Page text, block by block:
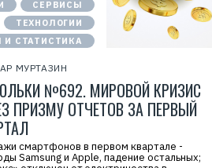
СЕРВИСЫ
ТЕХНОЛОГИИ
СТАТИСТИКА
МУРТАЗИН
№692. МИРОВОЙ КРИЗИС
ПРИЗМУ ОТЧЕТОВ ЗА ПЕРВЫЙ
смартфонов в первом квартале -
Samsung и Apple, падение остальных;